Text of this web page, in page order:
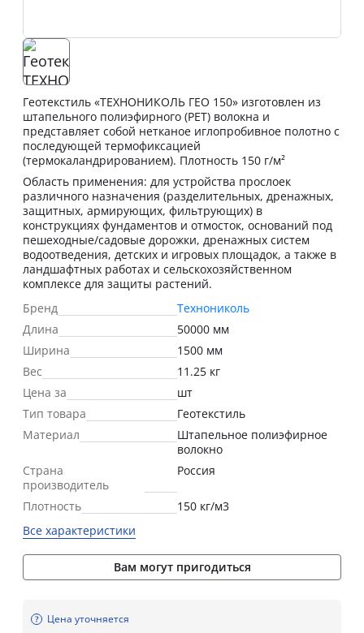
Геотекстиль «ТЕХНОНИКОЛЬ ГЕО 150» изготовлен из
штапельного полиэфирного (PET) волокна и
представляет собой нетканое иглопробивное полотно с
последующей термофиксацией
(термокаландрированием). Плотность 150 г/м²
Область применения: для устройства прослоек
различного назначения (разделительных, дренажных,
защитных, армирующих, фильтрующих) в
конструкциях фундаментов и отмосток, оснований под
пешеходные/садовые дорожки, дренажных систем
водоотведения, детских и игровых площадок, а также в
ландшафтных работах и сельскохозяйственном
комплексе для защиты растений.
Бренд
Технониколь
Длина
50000 мм
Ширина
1500 мм
Вес
11.25 кг
Цена за
шт
Тип товара
Геотекстиль
Материал
Штапельное полиэфирное
волокно
Страна
производитель
Россия
Плотность
150 кг/м3
Все характеристики
Вам могут пригодиться
Цена уточняется